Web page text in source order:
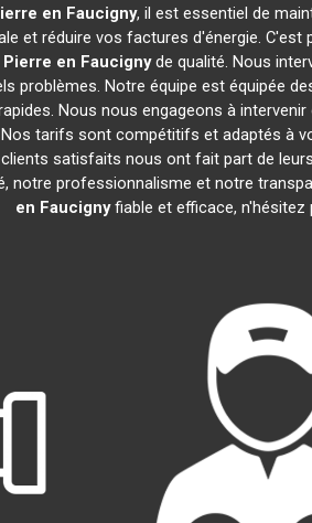
en Faucigny, il est essentiel de
et réduire vos factures d'énergie.
Pierre en Faucignyde qualité. Nous
problèmes. Notre équipe est équipée
Nous nous engageons à
tarifs sont compétitifs et adaptés à
satisfaits nous ont fait part de
notre professionnalisme et notre
en Faucignyfiable et efficace, n'hésitez